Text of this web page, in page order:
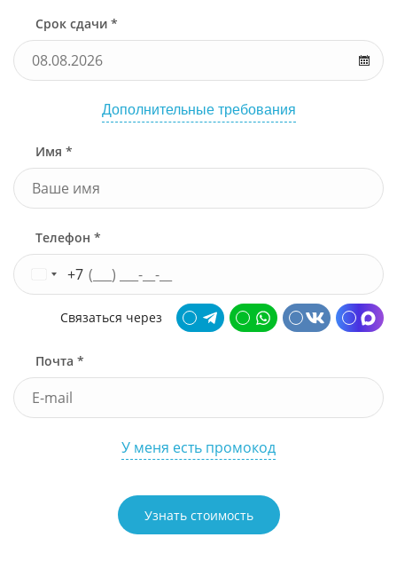
Срок сдачи *
Дополнительные требования
Имя *
Телефон *
+7
Связаться через
Почта *
У меня есть промокод
Узнать стоимость